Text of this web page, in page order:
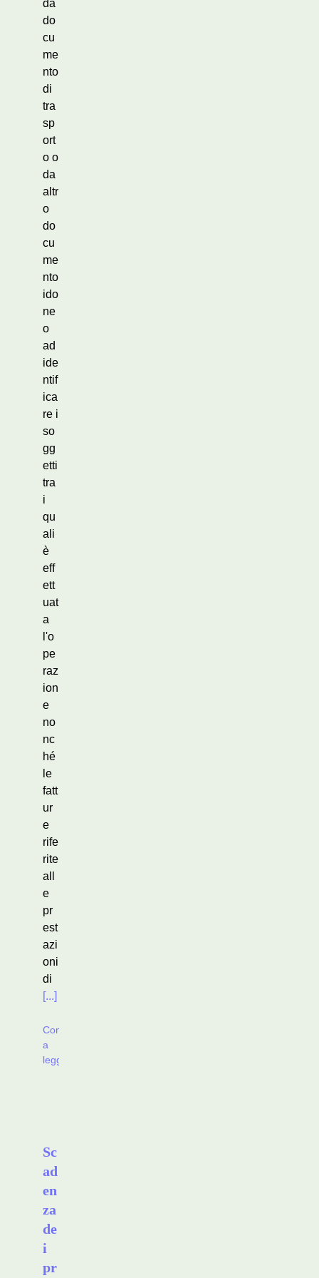
da
do
cu
me
nto
di
tra
sp
ort
o o
da
altr
o
do
cu
me
nto
ido
ne
o
ad
ide
ntif
ica
re i
so
gg
etti
tra
i
qu
ali
è
eff
ett
uat
a
l'o
pe
raz
ion
e
no
nc
hé
le
fatt
ur
e
rife
rite
all
e
pr
est
azi
oni
di
[...]
Continua
a
leggere
Sc
ad
en
za
de
i
pr